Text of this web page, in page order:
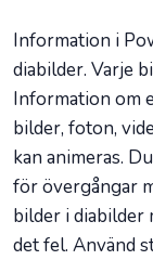
Information i
diabilder. Varje
Information om
bilder, foton,
kan animeras.
för övergångar
bilder i diabilder
det fel. Använd